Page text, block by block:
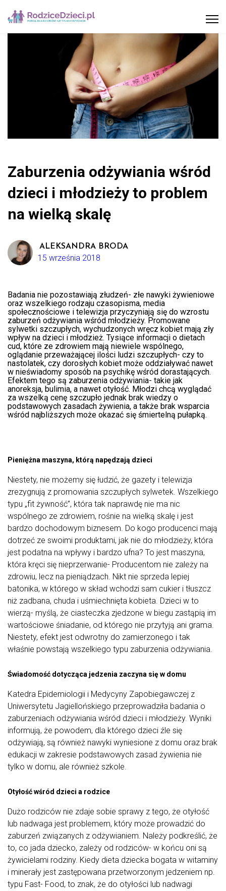
Zaburzenia odżywiania wśród
dzieci i młodzieży to problem
na wielką skalę
ALEKSANDRA BRODA
15 września 2018
Badania nie pozostawiają złudzeń- złe nawyki żywieniowe
oraz wszelkiego rodzaju czasopisma, media
społecznościowe i telewizja przyczyniają się do wzrostu
zaburzeń odżywiania wśród młodzieży. Promowane
sylwetki szczupłych, wychudzonych wręcz kobiet mają zły
wpływ na dzieci i młodzież. Tysiące informacji o dietach
cud, które ze zdrowiem mają niewiele wspólnego,
oglądanie przeważającej ilości ludzi szczupłych- czy to
nastolatek, czy dorosłych kobiet może oddziaływać nawet
w nieświadomy sposób na psychikę wśród dorastających.
Efektem tego są zaburzenia odżywiania- takie jak
anoreksja, bulimia, a nawet otyłość. Młodzi chcą wyglądać
za wszelką cenę szczupło jednak brak wiedzy o
podstawowych zasadach żywienia, a także brak wsparcia
wśród najbliższych może okazać się śmiertelną pułapką.
Pieniężna maszyna, którą napędzają dzieci
Niestety, nie możemy się łudzić, że gazety i telewizja
zrezygnują z promowania szczupłych sylwetek. Wszelkiego
typu „fit żywność”, która tak naprawdę nie ma nic
wspólnego ze zdrowiem, rośnie na wielką skalę i jest
bardzo dochodowym biznesem. Do kogo producenci mają
dotrzeć ze swoimi produktami, jak nie do młodzieży, która
jest podatna na wpływy i bardzo ufna? To jest maszyna,
która kręci się nieprzerwanie- Producentom nie zależy na
zdrowiu, lecz na pieniądzach. Nikt nie sprzeda lepiej
batonika, w którego w skład wchodzi sam cukier i tłuszcz
niż zadbana, chuda i uśmiechnięta kobieta. Dzieci w to
wierzą- myślą, że ciasteczka zjedzone w biegu zastąpią im
wartościowe śniadanie, od którego nie przytyją ani grama.
Niestety, efekt jest odwrotny do zamierzonego i tak
właśnie powstają wszelkiego typu zaburzenia odżywiania.
Świadomość dotycząca jedzenia zaczyna się w domu
Katedra Epidemiologii i Medycyny Zapobiegawczej z
Uniwersytetu Jagiellońskiego przeprowadziła badania o
zaburzeniach odżywiania wśród dzieci i młodzieży. Wyniki
informują, że powodem, dla którego dzieci źle się
odżywiają, są również nawyki wyniesione z domu oraz brak
edukacji w zakresie podstawowych zasad żywienia nie
tylko w domu, ale również szkole.
Otyłość wśród dzieci a rodzice
Dużo rodziców nie zdaje sobie sprawy z tego, że otyłość
lub nadwaga jest problemem, który może prowadzić do
zaburzeń związanych z odżywianiem. Należy podkreślić, że
to, co jada dziecko, zależy od rodziców- w końcu oni są
żywicielami rodziny. Kiedy dieta dziecka bogata w witaminy
i minerały jest zastępowana przetworzonym jedzeniem np.
typu Fast- Food, to znak, że do otyłości lub nadwagi